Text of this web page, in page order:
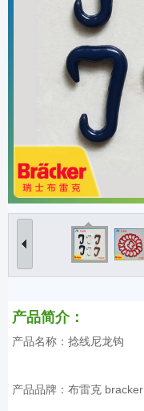
产品简介：
产品名称：捻线尼龙钩
产品品牌：布雷克 bracker